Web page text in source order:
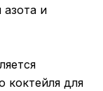
и
коктейля для